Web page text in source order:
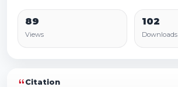
89
Views
102
Downloads
Citation